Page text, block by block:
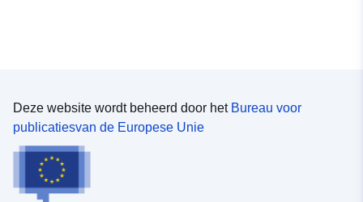
Deze website wordt beheerd door het Bureau voor
publicatiesvan de Europese Unie